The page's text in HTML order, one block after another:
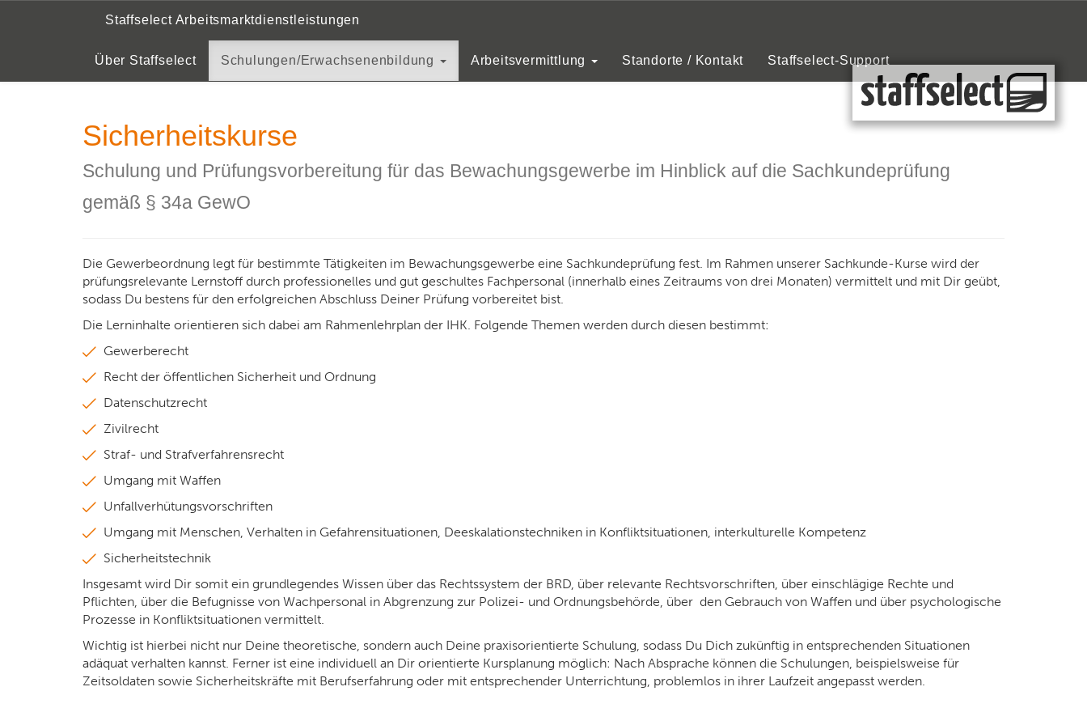
Staffselect Arbeitsmarktdienstleistungen
Über Staffselect Schulungen/Erwachsenenbildung Arbeitsvermittlung Standorte / Kontakt Staffselect-Support
Previous
Staffselect Arbeitsmarktdienstleistungen Schulungen/Erwachsenenbildung Sicherheitskurse
Sicherheitskurse
Schulung und Prüfungsvorbereitung für das Bewachungsgewerbe im Hinblick auf die Sachkundeprüfung
gemäß § 34a GewO
Die Gewerbeordnung legt für bestimmte Tätigkeiten im Bewachungsgewerbe eine Sachkundeprüfung fest. Im Rahmen unserer Sachkunde-Kurse wird der
prüfungsrelevante Lernstoff durch professionelles und gut geschultes Fachpersonal (innerhalb eines Zeitraums von drei Monaten) vermittelt und mit Dir geübt,
sodass Du bestens für den erfolgreichen Abschluss Deiner Prüfung vorbereitet bist.
Die Lerninhalte orientieren sich dabei am Rahmenlehrplan der IHK. Folgende Themen werden durch diesen bestimmt:
Gewerberecht
Recht der öffentlichen Sicherheit und Ordnung
Datenschutzrecht
Zivilrecht
Straf- und Strafverfahrensrecht
Umgang mit Waffen
Unfallverhütungsvorschriften
Umgang mit Menschen, Verhalten in Gefahrensituationen, Deeskalationstechniken in Konfliktsituationen, interkulturelle Kompetenz
Sicherheitstechnik
Insgesamt wird Dir somit ein grundlegendes Wissen über das Rechtssystem der BRD, über relevante Rechtsvorschriften, über einschlägige Rechte und
Pflichten, über die Befugnisse von Wachpersonal in Abgrenzung zur Polizei- und Ordnungsbehörde, über den Gebrauch von Waffen und über psychologische
Prozesse in Konfliktsituationen vermittelt.
Wichtig ist hierbei nicht nur Deine theoretische, sondern auch Deine praxisorientierte Schulung, sodass Du Dich zukünftig in entsprechenden Situationen
adäquat verhalten kannst. Ferner ist eine individuell an Dir orientierte Kursplanung möglich: Nach Absprache können die Schulungen, beispielsweise für
Zeitsoldaten sowie Sicherheitskräfte mit Berufserfahrung oder mit entsprechender Unterrichtung, problemlos in ihrer Laufzeit angepasst werden.